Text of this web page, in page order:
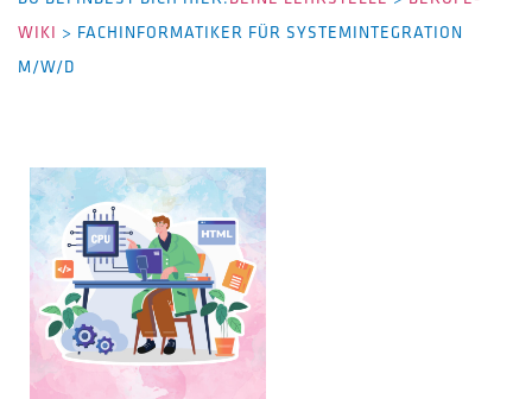
WIKI > FACHINFORMATIKER FÜR SYSTEMINTEGRATION
M/W/D